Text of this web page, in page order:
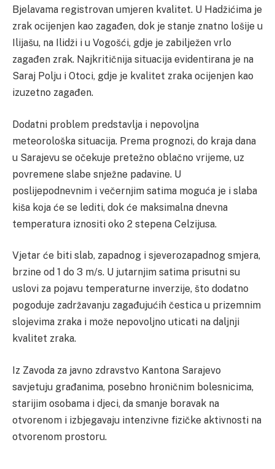
Bjelavama registrovan umjeren kvalitet. U Hadžićima je
zrak ocijenjen kao zagađen, dok je stanje znatno lošije u
Ilijašu, na Ilidži i u Vogošći, gdje je zabilježen vrlo
zagađen zrak. Najkritičnija situacija evidentirana je na
Saraj Polju i Otoci, gdje je kvalitet zraka ocijenjen kao
izuzetno zagađen.
Dodatni problem predstavlja i nepovoljna
meteorološka situacija. Prema prognozi, do kraja dana
u Sarajevu se očekuje pretežno oblačno vrijeme, uz
povremene slabe snježne padavine. U
poslijepodnevnim i večernjim satima moguća je i slaba
kiša koja će se lediti, dok će maksimalna dnevna
temperatura iznositi oko 2 stepena Celzijusa.
Vjetar će biti slab, zapadnog i sjeverozapadnog smjera,
brzine od 1 do 3 m/s. U jutarnjim satima prisutni su
uslovi za pojavu temperaturne inverzije, što dodatno
pogoduje zadržavanju zagađujućih čestica u prizemnim
slojevima zraka i može nepovoljno uticati na daljnji
kvalitet zraka.
Iz Zavoda za javno zdravstvo Kantona Sarajevo
savjetuju građanima, posebno hroničnim bolesnicima,
starijim osobama i djeci, da smanje boravak na
otvorenom i izbjegavaju intenzivne fizičke aktivnosti na
otvorenom prostoru.